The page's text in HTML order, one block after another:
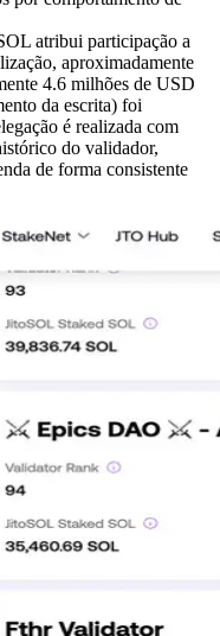
atribui participação a
aproximadamente
4.6 milhões de USD
da escrita) foi
é realizada com
do validador,
de forma consistente